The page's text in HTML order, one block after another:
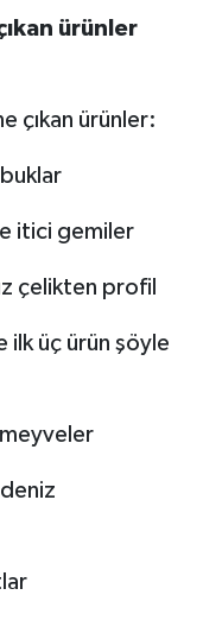
ürünler
çıkan ürünler:
itici gemiler
çelikten profil
ilk üç ürün şöyle